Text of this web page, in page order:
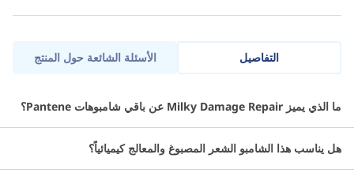
التفاصيل
شامبو Pantene Pro-V Milky Damage Repair حجم 200 مل بتركيبة
الجذور حتى الأطراف. يعيد بناء الألياف ويمنح ترطيباً عميقاً ولمعاناً صحياً
منذ أول استخدام.
الأسئلة الشائعة حول المنتج
ما الذي يميز Milky Damage Repair عن باقي شامبوهات Pantene؟
هل يناسب هذا الشامبو الشعر المصبوغ والمعالج كيميائياً؟